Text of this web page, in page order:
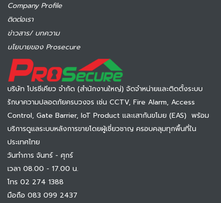
Company Profile
ติดต่อเรา
ข่าวสาร/ บทความ
นโยบายของ Prosecure
บริษัท โปรซีเคียว จำกัด (สำนักงานใหญ่) จัดจำหน่ายและติดตั้งระบบ
รักษาความปลอดภัยครบวงจร เช่น CCTV, Fire Alarm, Access
Control, Gate Barrier, IoT Product และเสากันขโมย (EAS) พร้อม
บริการดูแลระบบหลังการขายโดยผู้เชี่ยวชาญ ครอบคลุมทุกพื้นที่ใน
ประเทศไทย
วันทำการ จันทร์ - ศุกร์
เวลา 08.00 - 17.00 น.
โทร 02 274 1388
มือถือ 083 099 2437